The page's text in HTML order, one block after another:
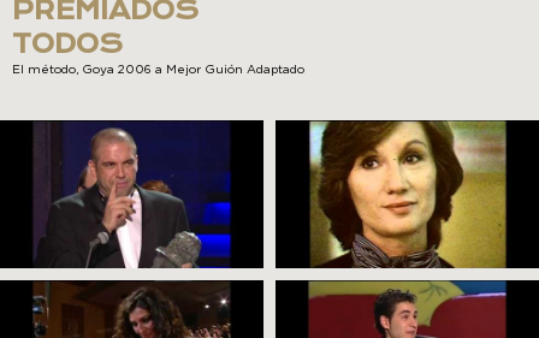
PREMIADOS
TODOS
El método, Goya 2006 a Mejor Guión Adaptado